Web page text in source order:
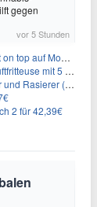
gegen
vor 5 Stunden
und Sport-Artikel
5 Litern für 64,99€
(All in One) für 16€
2 für 42,39€